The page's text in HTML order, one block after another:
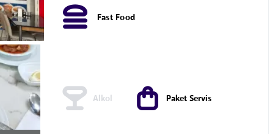
Fast Food
Alkol Paket Servis